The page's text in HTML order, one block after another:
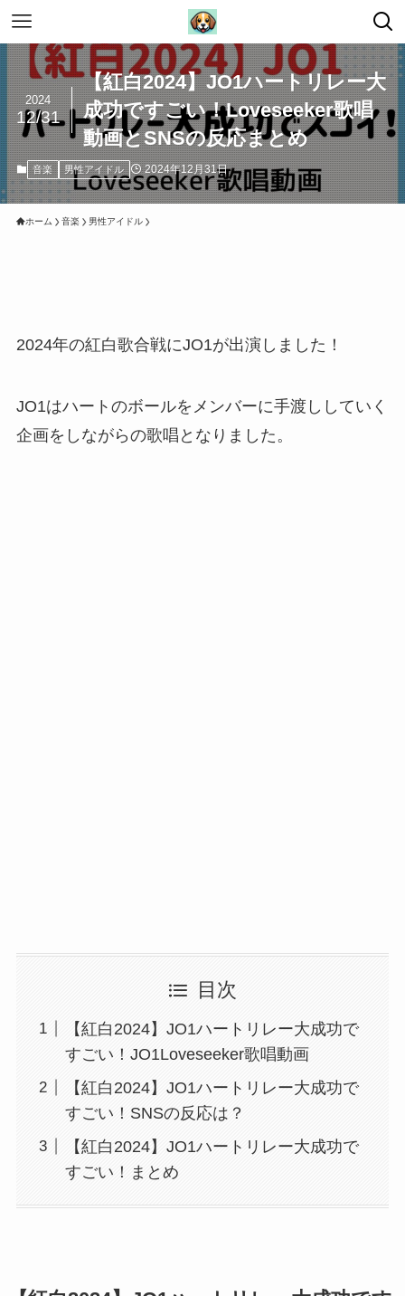
【紅白2024】JO1ハートリレー大
成功ですごい！Loveseeker歌唱
動画とSNSの反応まとめ
2024
12/31
音楽 男性アイドル 2024年12月31日
ホーム 音楽 男性アイドル
2024年の紅白歌合戦にJO1が出演しました！
JO1はハートのボールをメンバーに手渡ししていく
企画をしながらの歌唱となりました。
目次
【紅白2024】JO1ハートリレー大成功で
すごい！JO1Loveseeker歌唱動画
【紅白2024】JO1ハートリレー大成功で
すごい！SNSの反応は？
【紅白2024】JO1ハートリレー大成功で
すごい！まとめ